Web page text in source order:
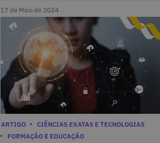
17 de Maio de 2024
17 de Maio de 2024
Categorias
ARTIGO
CIÊNCIAS EXATAS E TECNOLOGIAS
FORMAÇÃO E EDUCAÇÃO